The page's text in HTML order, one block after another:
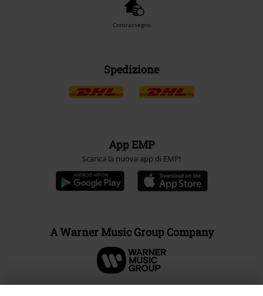
Contrassegno
Spedizione
App EMP
Scarica la nuova app di EMP!
A Warner Music Group Company